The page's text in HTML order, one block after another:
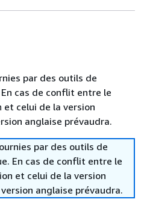
par des outils de
cas de conflit entre le
celui de la version
anglaise prévaudra.
par des outils de
En cas de conflit entre le
et celui de la version
anglaise prévaudra.